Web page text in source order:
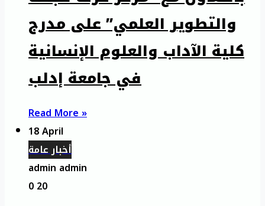
والتطوير العلمي” على مدرج
كلية الآداب والعلوم الإنسانية
في جامعة إدلب
Read More »
18 April
أخبار عامة
admin admin
020